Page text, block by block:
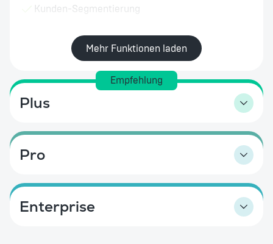
Kunden-Segmentierung
Social Logins (Apple+Google)
Content-Verwaltung der App
Formulare
Advanced Statistiken & Analytics
Mehr Funktionen laden
Empfehlung
Plus
Pro
Enterprise